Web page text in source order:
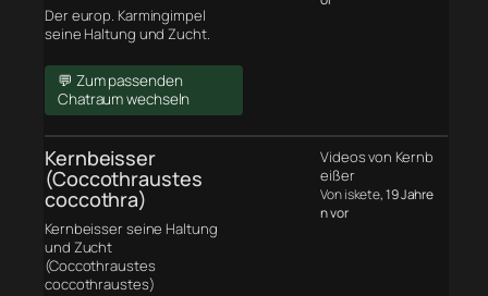
Der europ. Karmingimpel
seine Haltung und Zucht.
💬 Zum passenden
Chatraum wechseln
Kernbeisser
(Coccothraustes
coccothra)
Kernbeisser seine Haltung
und Zucht
(Coccothraustes
coccothraustes)
Videos von Kernb
eißer
Von iskete, 19 Jahre
n vor